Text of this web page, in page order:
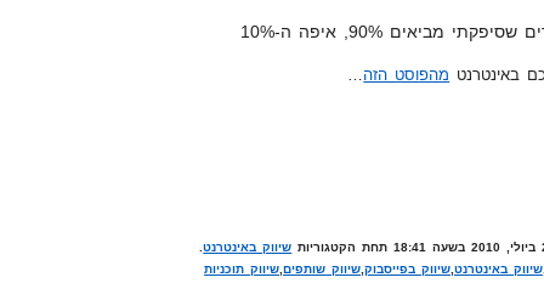
אם עשיתם חשבון, המספרים שסיפקתי מביאים 90%, איפה ה-10%
באינטרנט מהפוסט הזה…
שיווק באינטרנט.
שיווק באינטרנט ,שיווק בפייסבוק שיווק שותפים, שיווק תוכניות